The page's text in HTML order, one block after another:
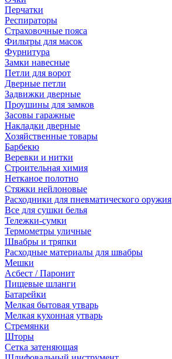
Перчатки
Респираторы
Страховочные пояса
Фильтры для масок
Фурнитура
Замки навесные
Петли для ворот
Дверные петли
Задвижки дверные
Проушины для замков
Засовы гаражные
Накладки дверные
Хозяйственные товары
Барбекю
Веревки и нитки
Строительная химия
Нетканое полотно
Стяжки нейлоновые
Расходники для пневматического оружия
Все для сушки белья
Тележки-сумки
Термометры уличные
Швабры и тряпки
Расходные материалы для швабры
Мешки
Асбест / Паронит
Пищевые шланги
Батарейки
Мелкая бытовая утварь
Мелкая кухонная утварь
Стремянки
Шторы
Сетка затеняющая